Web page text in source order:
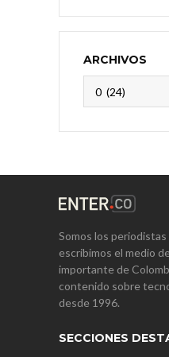
ARCHIVOS
Somos los
escribimos el medio
importante de
contenido sobre
desde 1996.
SECCIONES